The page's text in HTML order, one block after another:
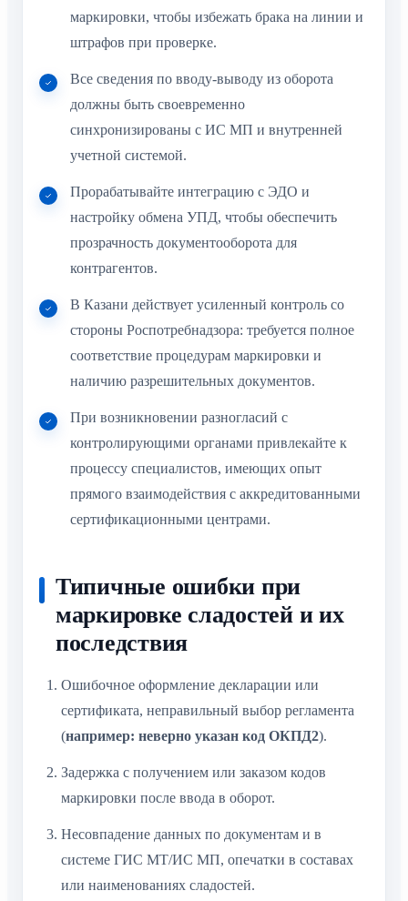
маркировки, чтобы избежать брака на линии и
штрафов при проверке.
Все сведения по вводу-выводу из оборота
должны быть своевременно
синхронизированы с ИС МП и внутренней
учетной системой.
Прорабатывайте интеграцию с ЭДО и
настройку обмена УПД, чтобы обеспечить
прозрачность документооборота для
контрагентов.
В Казани действует усиленный контроль со
стороны Роспотребнадзора: требуется полное
соответствие процедурам маркировки и
наличию разрешительных документов.
При возникновении разногласий с
контролирующими органами привлекайте к
процессу специалистов, имеющих опыт
прямого взаимодействия с аккредитованными
сертификационными центрами.
Типичные ошибки при
маркировке сладостей и их
последствия
Ошибочное оформление декларации или
сертификата, неправильный выбор регламента
(например: неверно указан код ОКПД2).
Задержка с получением или заказом кодов
маркировки после ввода в оборот.
Несовпадение данных по документам и в
системе ГИС МТ/ИС МП, опечатки в составах
или наименованиях сладостей.